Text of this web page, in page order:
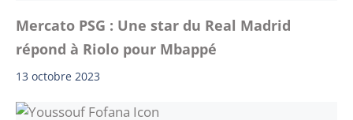
Mercato PSG : Une star du Real Madrid
répond à Riolo pour Mbappé
13 octobre 2023